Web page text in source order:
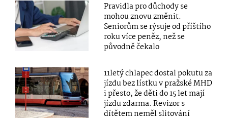
Pravidla pro důchody se
mohou znovu změnit.
Seniorům se rýsuje od příštího
roku více peněz, než se
původně čekalo
11letý chlapec dostal pokutu za
jízdu bez lístku v pražské MHD
i přesto, že děti do 15 let mají
jízdu zdarma. Revizor s
dítětem neměl slitování